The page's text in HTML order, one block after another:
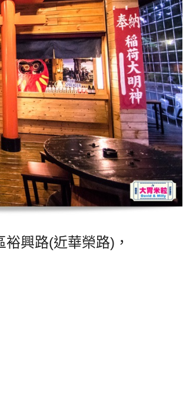
裕興路(近華榮路)，